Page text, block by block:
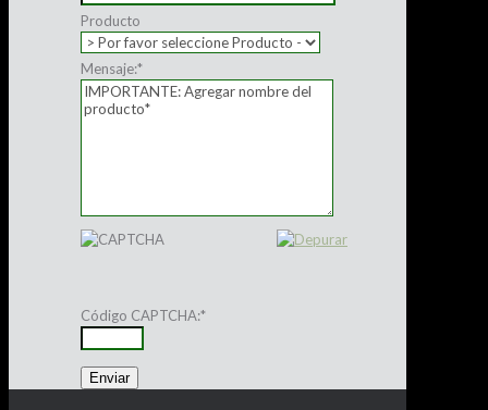
Producto
Mensaje:*
Código CAPTCHA:*